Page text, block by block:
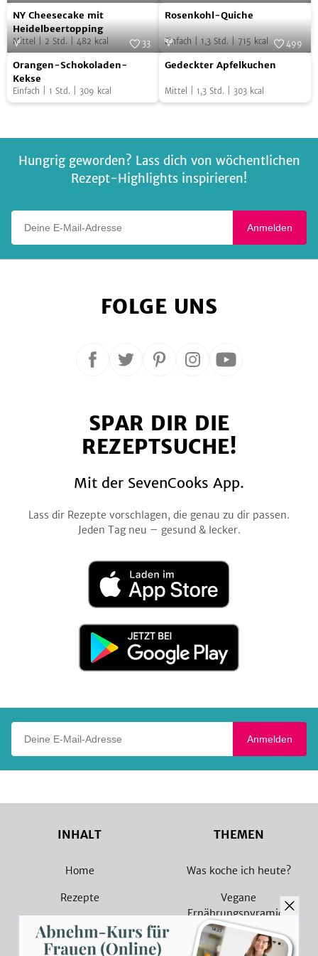
nonna
NY
Cheesecake
mit
Heidelbeertopping
Foto:
NY Cheesecake mit
Heidelbeertopping
Mittel 2 Std. 482 kcal
Rosenkohl-
Quiche
Foto:
Rosenkohl-Quiche
Einfach 1,3 Std. 715 kcal
Orangen-
Schokoladen-
Kekse
Foto:
33
Orangen-Schokoladen-
Kekse
Einfach 1 Std. 309 kcal
Gedeckter
Foto:
499
Gedeckter Apfelkuchen
Mittel 1,3 Std. 303 kcal
Hungrig geworden? Lass dich von wöchentlichen
Rezept-Highlights inspirieren!
Anmelden
FOLGE UNS
Folge
Facebook
Folge
Twitter
Folge
Pinterest
Folge
Instagram
Folge
YouTube
SPAR DIR DIE
REZEPTSUCHE!
Mit der SevenCooks App.
Lass dir Rezepte vorschlagen, die genau zu dir passen.
Jeden Tag neu – gesund & lecker.
Laden
im
App
Jetzt
Google
Anmelden
INHALT
Home
Rezepte
Magazin
Sammlungen
THEMEN
Was koche ich heute?
Vegane
Ernährungspyramide
Vegane Rezepte